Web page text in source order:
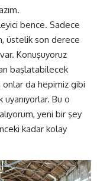
bence. Sadece
üstelik son derece
Konuşuyoruz
başlatabilecek
onlar da hepimiz gibi
Bu o
yeni bir şey
kadar kolay